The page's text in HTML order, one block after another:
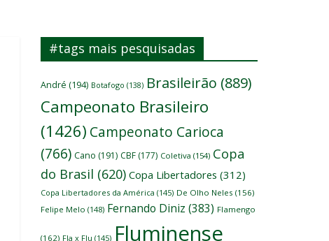
#tags mais pesquisadas
André (194) Botafogo (138) Brasileirão (889)
Campeonato Brasileiro
(1426) Campeonato Carioca
(766) Cano (191) CBF (177) Coletiva (154) Copa
do Brasil (620) Copa Libertadores (312)
Copa Libertadores da América (145) De Olho Neles (156)
Felipe Melo (148) Fernando Diniz (383) Flamengo
(162) Fla x Flu (145) Fluminense